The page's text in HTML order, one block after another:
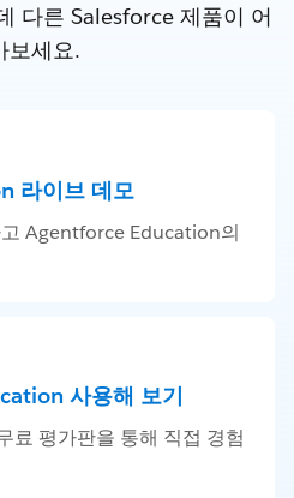
다른 Salesforce 제품이 어
보세요.
라이브 데모
Agentforce Education의
사용해 보기
평가판을 통해 직접 경험